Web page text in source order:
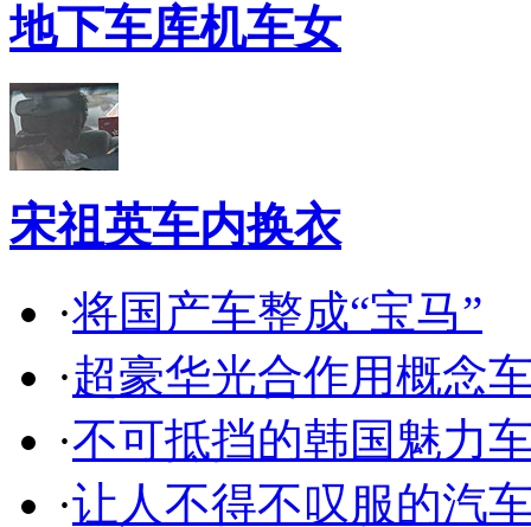
地下车库机车女
宋祖英车内换衣
·将国产车整成“宝马”
·超豪华光合作用概念
·不可抵挡的韩国魅力
·让人不得不叹服的汽